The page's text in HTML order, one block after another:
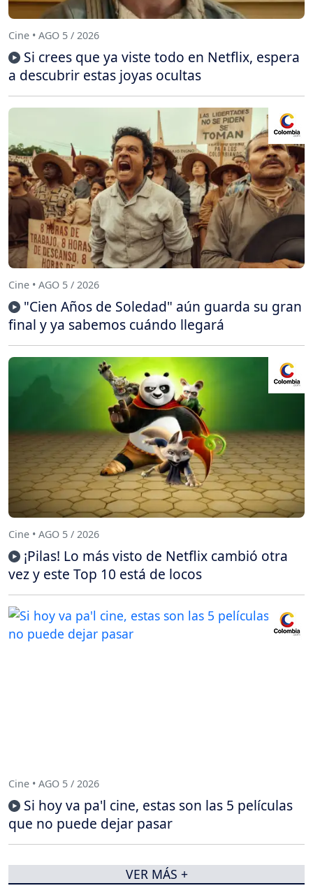
Cine • AGO 5 / 2026
Si crees que ya viste todo en Netflix, espera
a descubrir estas joyas ocultas
Cine • AGO 5 / 2026
"Cien Años de Soledad" aún guarda su gran
final y ya sabemos cuándo llegará
Cine • AGO 5 / 2026
¡Pilas! Lo más visto de Netflix cambió otra
vez y este Top 10 está de locos
Cine • AGO 5 / 2026
Si hoy va pa'l cine, estas son las 5 películas
que no puede dejar pasar
VER MÁS +